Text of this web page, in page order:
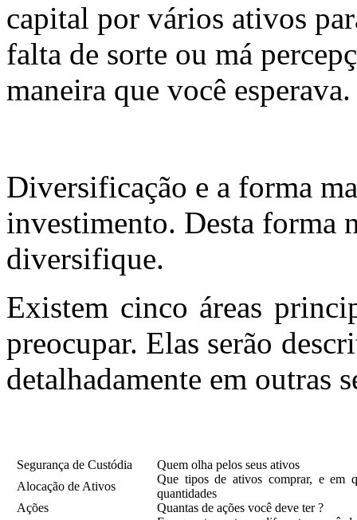
capital por vários ativos
falta de sorte ou má
maneira que você esperava.
Diversificação e a forma
investimento. Desta forma
diversifique.
Existem cinco áreas
preocupar. Elas serão
detalhadamente em outras
Segurança de Custódia
Quem olha pelos seus ativos
Alocação de Ativos
Que tipos de ativos comprar, e em
quantidades
Ações
Quantas de ações você deve ter ?